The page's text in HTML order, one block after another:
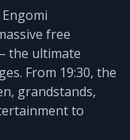
free
the ultimate
From 19:30, the
grandstands,
to